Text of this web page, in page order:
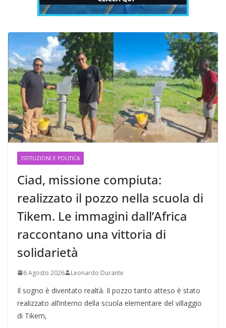
ISTITUZIONI E POLITICA
Ciad, missione compiuta:
realizzato il pozzo nella scuola di
Tikem. Le immagini dall’Africa
raccontano una vittoria di
solidarietà
6 Agosto 2026 Leonardo Durante
Il sogno è diventato realtà. Il pozzo tanto atteso è stato
realizzato all’interno della scuola elementare del villaggio
di Tikem,